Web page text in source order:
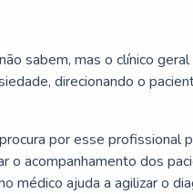
sabem, mas o clínico
direcionando o
por esse profissional
o acompanhamento dos
médico ajuda a agilizar o